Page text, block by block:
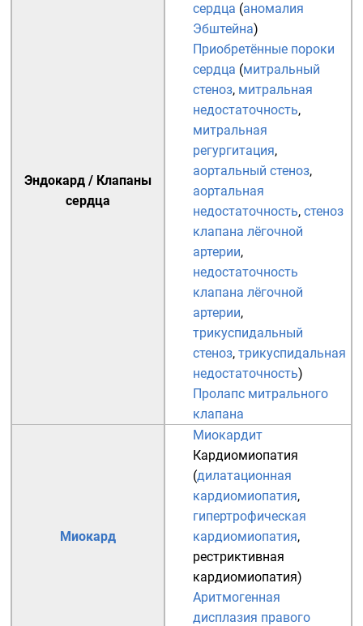
Эндокард / Клапаны
сердца
сердца (аномалия
Эбштейна)
Приобретённые пороки
сердца (митральный
стеноз, митральная
недостаточность,
митральная
регургитация,
аортальный стеноз,
аортальная
недостаточность, стеноз
клапана лёгочной
артерии,
недостаточность
клапана лёгочной
артерии,
трикуспидальный
стеноз, трикуспидальная
недостаточность)
Пролапс митрального
клапана
Миокард
Миокардит
Кардиомиопатия
(дилатационная
кардиомиопатия,
гипертрофическая
кардиомиопатия,
рестриктивная
кардиомиопатия)
Аритмогенная
дисплазия правого